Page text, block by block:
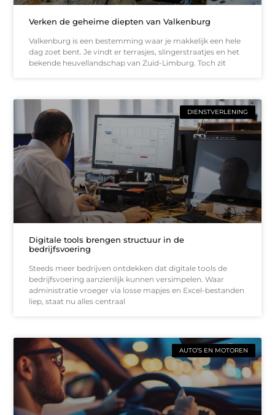
Verken de geheime diepten van Valkenburg
Valkenburg is een bestemming waar je makkelijk een hele
dag zoet bent. Je vindt er terrasjes, slingerstraatjes en het
bekende heuvellandschap van Zuid-Limburg. Toch zit
DIENSTVERLENING
Digitale tools brengen structuur in de
bedrijfsvoering
Steeds meer bedrijven ontdekken dat digitale tools de
bedrijfsvoering aanzienlijk kunnen versimpelen. Waar
administratie vroeger via losse mapjes en Excel-bestanden
liep, staat nu alles centraal
AUTO’S EN MOTOREN